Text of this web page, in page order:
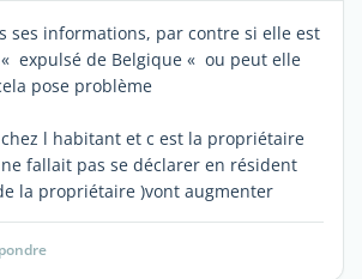
ses informations, par contre si elle est
expulsé de Belgique « ou peut elle
pose problème
l habitant et c est la propriétaire
fallait pas se déclarer en résident
la propriétaire )vont augmenter